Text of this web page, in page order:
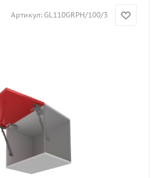
Артикул: GL110GRPH/100/3